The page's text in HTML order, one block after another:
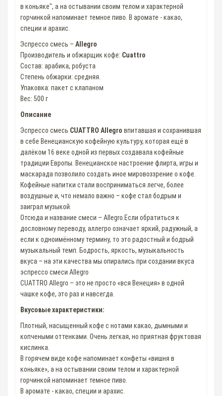
в коньяке", а на остывании своим телом и характерной
горчинкой напоминает темное пиво. В аромате - какао,
специи и арахис.
Эспрессо смесь – Allegro
Производитель и обжарщик кофе: Cuattro
Состав: арабика, робуста
Степень обжарки: средняя.
Упаковка: пакет с клапаном
Вес: 500 г
Описание
Эспрессо смесь CUATTRO Allegro впитавшая и сохранившая
в себе Венецианскую кофейную культуру, которая ещё в
далёком 16 веке одной из первых создавала кофейные
традиции Европы. Венецианское настроение флирта, игры и
маскарада позволило создать иное мировоззрение о кофе.
Кофейные напитки стали восприниматься легче, более
воздушные и, что немало важно – кофе стал бодрым и
заиграл музыкой.
Отсюда и название смеси – Allegro.Если обратиться к
дословному переводу, аллегро означает яркий, радужный, а
если к одноимённому термину, то это радостный и бодрый
музыкальный темп. Бодрость, яркость, музыкальность
вкуса – на эти качества мы опирались при создании вкуса
эспрессо смеси Allegro
CUATTRO Allegro – это не просто «вся Венеция» в одной
чашке кофе, это раз и навсегда.
Вкусовые характеристики:
Плотный, насыщенный кофе с нотами какао, дымными и
копчеными оттенками. Очень легкая, но приятная фруктовая
кислинка.
В горячем виде кофе напоминает конфеты «вишня в
коньяке», а на остывании своим телом и характерной
горчинкой напоминает темное пиво.
В аромате - какао, специи и арахис.